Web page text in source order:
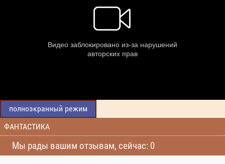
полноэкранный режим
ФАНТАСТИКА
Мы рады вашим отзывам, сейчас: 0